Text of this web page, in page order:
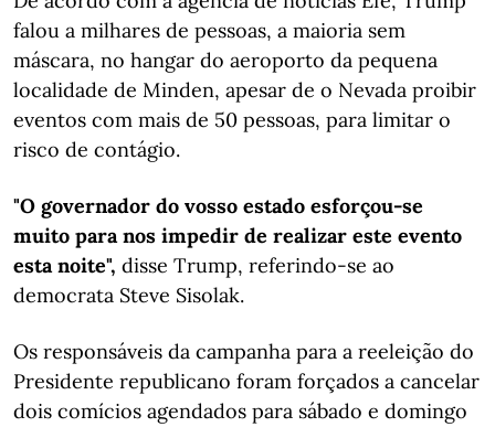
falou a milhares de pessoas, a maioria sem
máscara, no hangar do aeroporto da pequena
localidade de Minden, apesar de o Nevada proibir
eventos com mais de 50 pessoas, para limitar o
risco de contágio.
"O governador do vosso estado esforçou-se
muito para nos impedir de realizar este evento
esta noite", disse Trump, referindo-se ao
democrata Steve Sisolak.
Os responsáveis da campanha para a reeleição do
Presidente republicano foram forçados a cancelar
dois comícios agendados para sábado e domingo